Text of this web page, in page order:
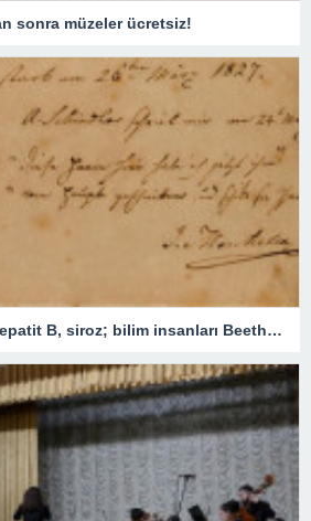
sonra müzeler ücretsiz!
Karaciğer hastalığı, hepatit B, siroz; bilim insanları Beethoven’ın saç tellerini inceleyerek sağlık durumunu ortaya çıkardı